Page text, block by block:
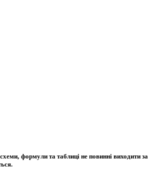
формули та таблиці не повинні виходити за